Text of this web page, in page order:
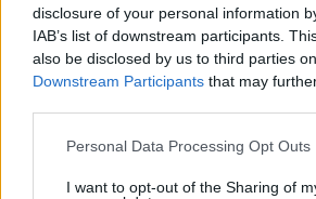
disclosure of your personal information
IAB’s list of downstream participants.
also be disclosed by us to third parties
Downstream Participants that may
Personal Data Processing Opt Outs
I want to opt-out of the Sharing of
αντικρούουν τα ευρήματα του
υποβληθεί προς εξέταση και
παρουσίασε σαφείς αποδείξεις για
βιογεωχημικός στο Κέντρο